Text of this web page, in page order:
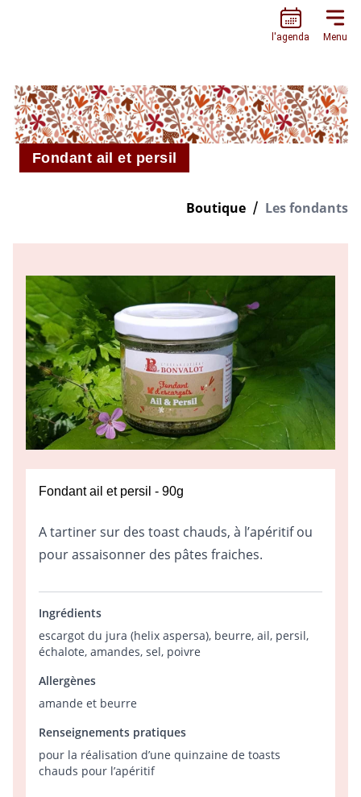
l'agenda Menu
Fondant ail et persil
Boutique Les fondants
Fondant ail et persil - 90g
A tartiner sur des toast chauds, à l’apéritif ou
pour assaisonner des pâtes fraiches.
Ingrédients
escargot du jura (helix aspersa), beurre, ail, persil,
échalote, amandes, sel, poivre
Allergènes
amande et beurre
Renseignements pratiques
pour la réalisation d’une quinzaine de toasts
chauds pour l’apéritif